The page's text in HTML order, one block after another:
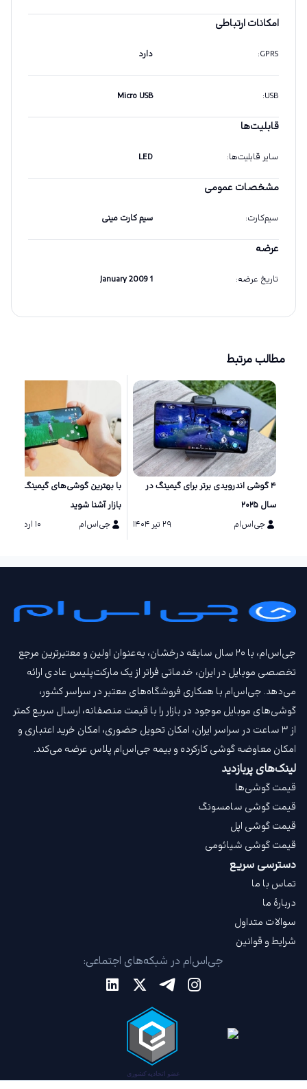
امکانات ارتباطی
GPRS
: دارد
USB
:
Micro USB
قابلیت‌ها
سایر قابلیت‌ها:
LED
مشخصات عمومی
سیم‌کارت: سیم کارت مینی
عرضه
تاریخ عرضه:
1 January 2009
مطالب مرتبط
۴ گوشی اندرویدی برتر برای گیمینگ در
سال ۲۰۲۵
جی‌اس‌ام
۲۹ تیر ۱۴۰۴
با بهترین گوشی‌های گیمینگ حال
بازار آشنا شوید
جی‌اس‌ام
۱۰ اردیبهشت ۱۴۰۴
جی‌اس‌ام، با ۲۰ سال سابقه درخشان، به‌عنوان اولین و معتبرترین مرجع
تخصصی موبایل در ایران، خدماتی فراتر از یک مارکت‌پلیس عادی ارائه
می‌دهد. جی‌اس‌ام با همکاری فروشگاه‌های معتبر در سراسر کشور،
گوشی‌های موبایل موجود در بازار را با قیمت‌ منصفانه، ارسال سریع کمتر
از ۳ ساعت در سراسر ایران، امکان تحویل حضوری، امکان خرید اعتباری و
امکان معاوضه گوشی کارکرده و بیمه جی‌اس‌ام‌ پلاس عرضه می‌کند.
لینک‌های پربازدید
قیمت گوشی‌ها
قیمت گوشی سامسونگ
قیمت گوشی اپل
قیمت گوشی شیائومی
دسترسی سریع
تماس با ما
دربارهٔ ما
سوالات متداول
شرایط و قوانین
جی‌اس‌ام در شبکه‌های اجتماعی: